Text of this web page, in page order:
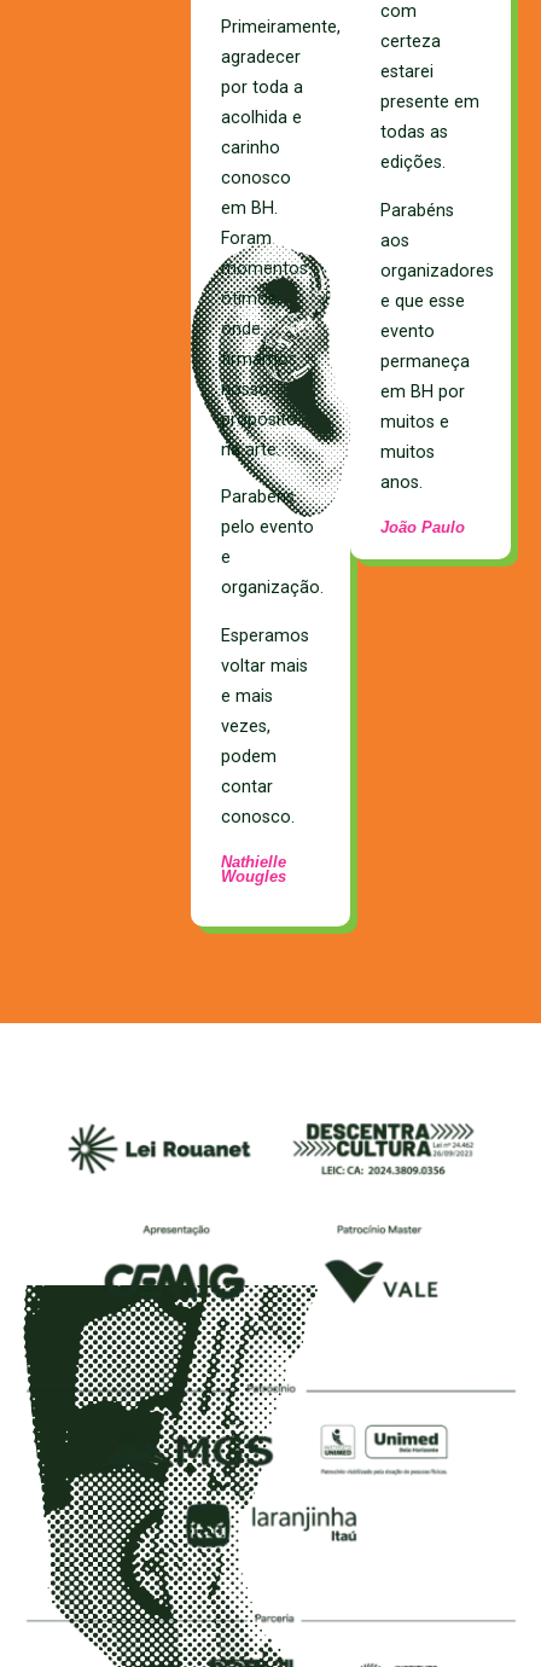
Primeiramente,
agradecer
por toda a
acolhida e
carinho
conosco
em BH.
Foram
momentos
ótimos,
onde
firmamos
nosso
propósito
na arte.
Parabéns
pelo evento
e
organização.
Esperamos
voltar mais
e mais
vezes,
podem
contar
conosco.
Nathielle
Wougles
com
certeza
estarei
presente em
todas as
edições.
Parabéns
aos
organizadores
e que esse
evento
permaneça
em BH por
muitos e
muitos
anos.
João Paulo